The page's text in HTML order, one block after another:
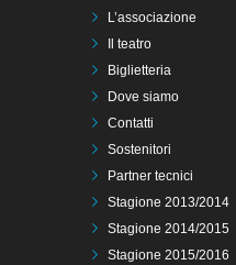
L’associazione
Il teatro
Biglietteria
Dove siamo
Contatti
Sostenitori
Partner tecnici
Stagione 2013/2014
Stagione 2014/2015
Stagione 2015/2016